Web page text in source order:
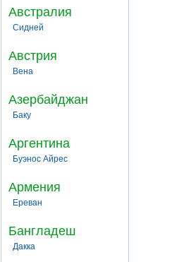
Австралия
Сидней
Австрия
Вена
Азербайджан
Баку
Аргентина
Буэнос Айрес
Армения
Ереван
Бангладеш
Дакка